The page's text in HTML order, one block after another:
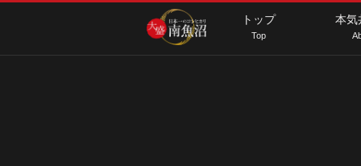
トップ
Top
本気